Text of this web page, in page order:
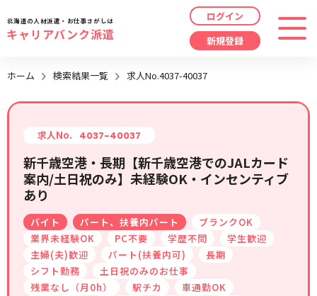
職種 指定なし
給与 時給/日給/月給から選択
こだわり 指定なし
キーワード 指定なし
最近見た求人
最近利用した検索条件
検索履歴はありません。
北海道の人材派遣・お仕事さがしは
キャリアバンク派遣
ログイン
新規登録
ホーム 検索結果一覧 求人No.4037-40037
求人No. 4037-40037
新千歳空港・長期【新千歳空港でのJALカード
案内/土日祝のみ】未経験OK・インセンティブ
あり
バイト パート、扶養内パート
ブランクOK
業界未経験OK
PC不要 学歴不問
学生歓迎
主婦(夫)歓迎
パート(扶養内可)
長期
シフト勤務
土日祝のみのお仕事
残業なし（月0h）
駅チカ
車通勤OK